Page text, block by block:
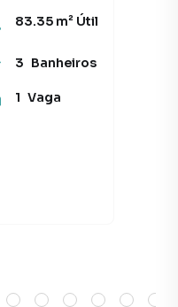
83.35m² Útil
3 Banheiros
1 Vaga